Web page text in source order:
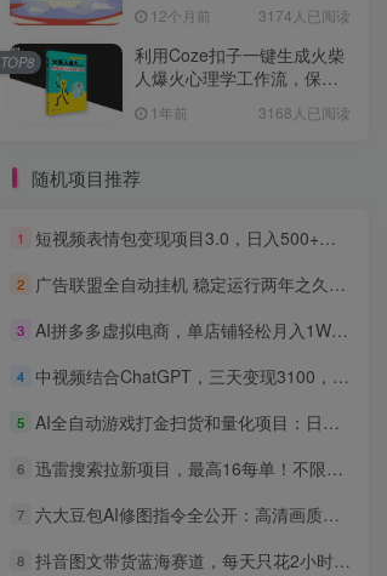
12个月前 3174人已阅读
利用Coze扣子一键生成火柴
人爆火心理学工作流，保姆
1年前 3168人已阅读
TOP8
随机项目推荐
1 短视频表情包变现项目3.0，日入500+，新手小白轻松上手（教程+资料）
2 广告联盟全自动挂机 稳定运行两年之久，单机单日收益500+新手小白轻松玩转
3 AI拼多多虚拟电商，单店铺轻松月入1W+，可多店铺矩阵
4 中视频结合ChatGPT，三天变现3100，人人可做 玩法思路实操教学！
5 AI全自动游戏打金扫货和量化项目：日入10张，稳定运行三年的老项目！【揭秘】
6 迅雷搜索拉新项目，最高16每单！不限量级人人可冲，零门槛上手(更新0731)
7 六大豆包AI修图指令全公开：高清画质逼真细节一键生成，每张图都像专业场地实拍大片
8 抖音图文带货蓝海赛道，每天只花2小时，小白轻松过万